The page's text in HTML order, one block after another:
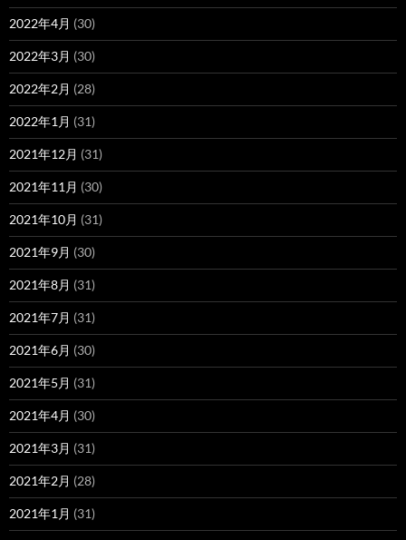
2022年4月 (30)
2022年3月 (30)
2022年2月 (28)
2022年1月 (31)
2021年12月 (31)
2021年11月 (30)
2021年10月 (31)
2021年9月 (30)
2021年8月 (31)
2021年7月 (31)
2021年6月 (30)
2021年5月 (31)
2021年4月 (30)
2021年3月 (31)
2021年2月 (28)
2021年1月 (31)